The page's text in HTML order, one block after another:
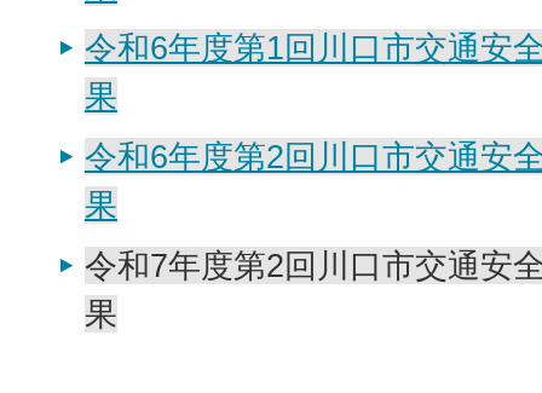
令和6年度第1回川口市交通安
果
令和6年度第2回川口市交通安
果
令和7年度第2回川口市交通安
果